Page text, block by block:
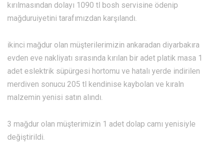
kırılmasından dolayı 1090 tl bosh servisine ödenip
mağduruiyetini tarafımızdan karşılandı.
ikinci mağdur olan müşterilerimizin ankaradan diyarbakıra
evden eve nakliyatı sırasında kırılan bir adet platik masa 1
adet eslektrik süpürgesi hortomu ve hatalı yerde indirilen
merdiven sonucu 205 tl kendinise kaybolan ve kıraln
malzemin yenisi satın alındı.
3 mağdur olan müşterimizin 1 adet dolap camı yenisiyle
değiştirildi.